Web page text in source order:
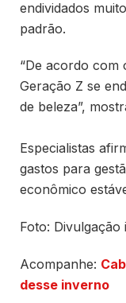
endividados
padrão.
“De acordo com
Geração Z se
de beleza”,
Especialistas
gastos para
econômico
Foto: Divulgação
Acompanhe:
desse inverno